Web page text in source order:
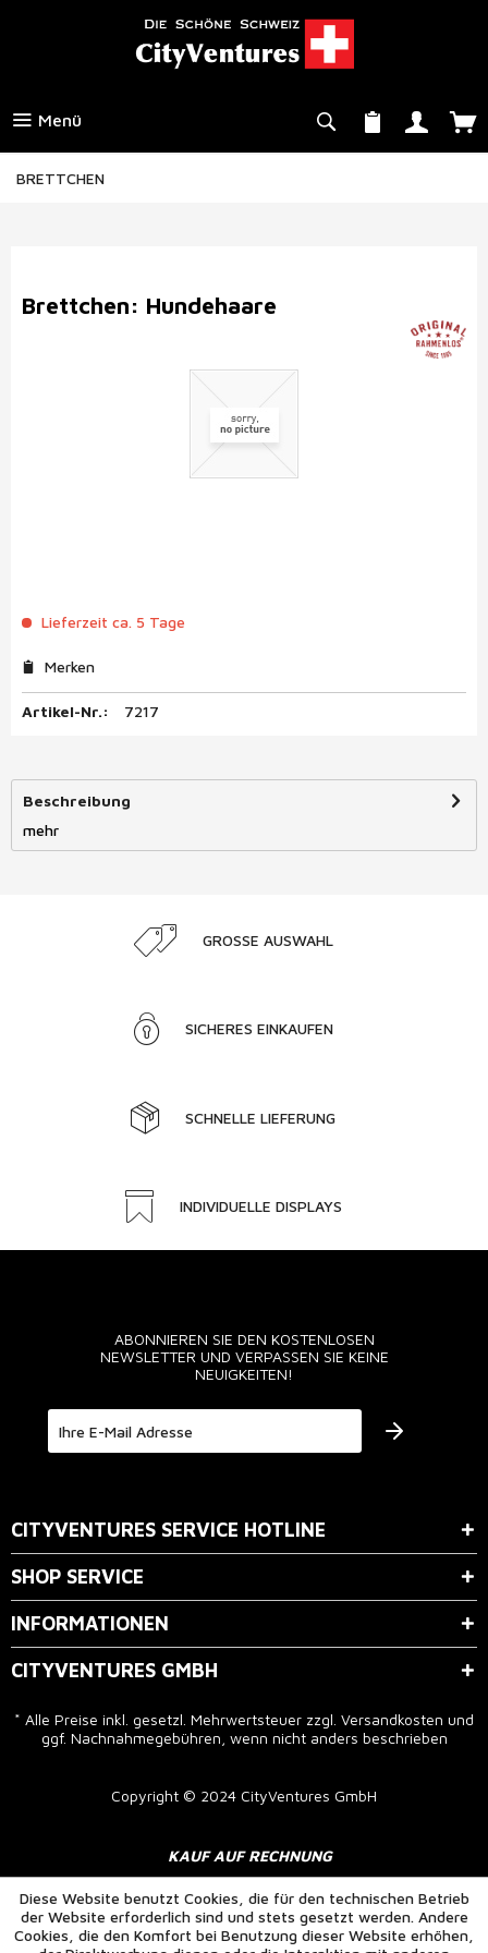
Menü
BRETTCHEN
Brettchen: Hundehaare
Lieferzeit ca. 5 Tage
Merken
Artikel-Nr.: 7217
Beschreibung
mehr
GROSSE AUSWAHL
SICHERES EINKAUFEN
SCHNELLE LIEFERUNG
INDIVIDUELLE DISPLAYS
ABONNIEREN SIE DEN KOSTENLOSEN
NEWSLETTER UND VERPASSEN SIE KEINE
NEUIGKEITEN!
CITYVENTURES SERVICE HOTLINE
SHOP SERVICE
INFORMATIONEN
CITYVENTURES GMBH
* Alle Preise inkl. gesetzl. Mehrwertsteuer zzgl. Versandkosten und
ggf. Nachnahmegebühren, wenn nicht anders beschrieben
Copyright © 2024 CityVentures GmbH
KAUF AUF RECHNUNG
Diese Website benutzt Cookies, die für den technischen Betrieb
der Website erforderlich sind und stets gesetzt werden. Andere
Cookies, die den Komfort bei Benutzung dieser Website erhöhen,